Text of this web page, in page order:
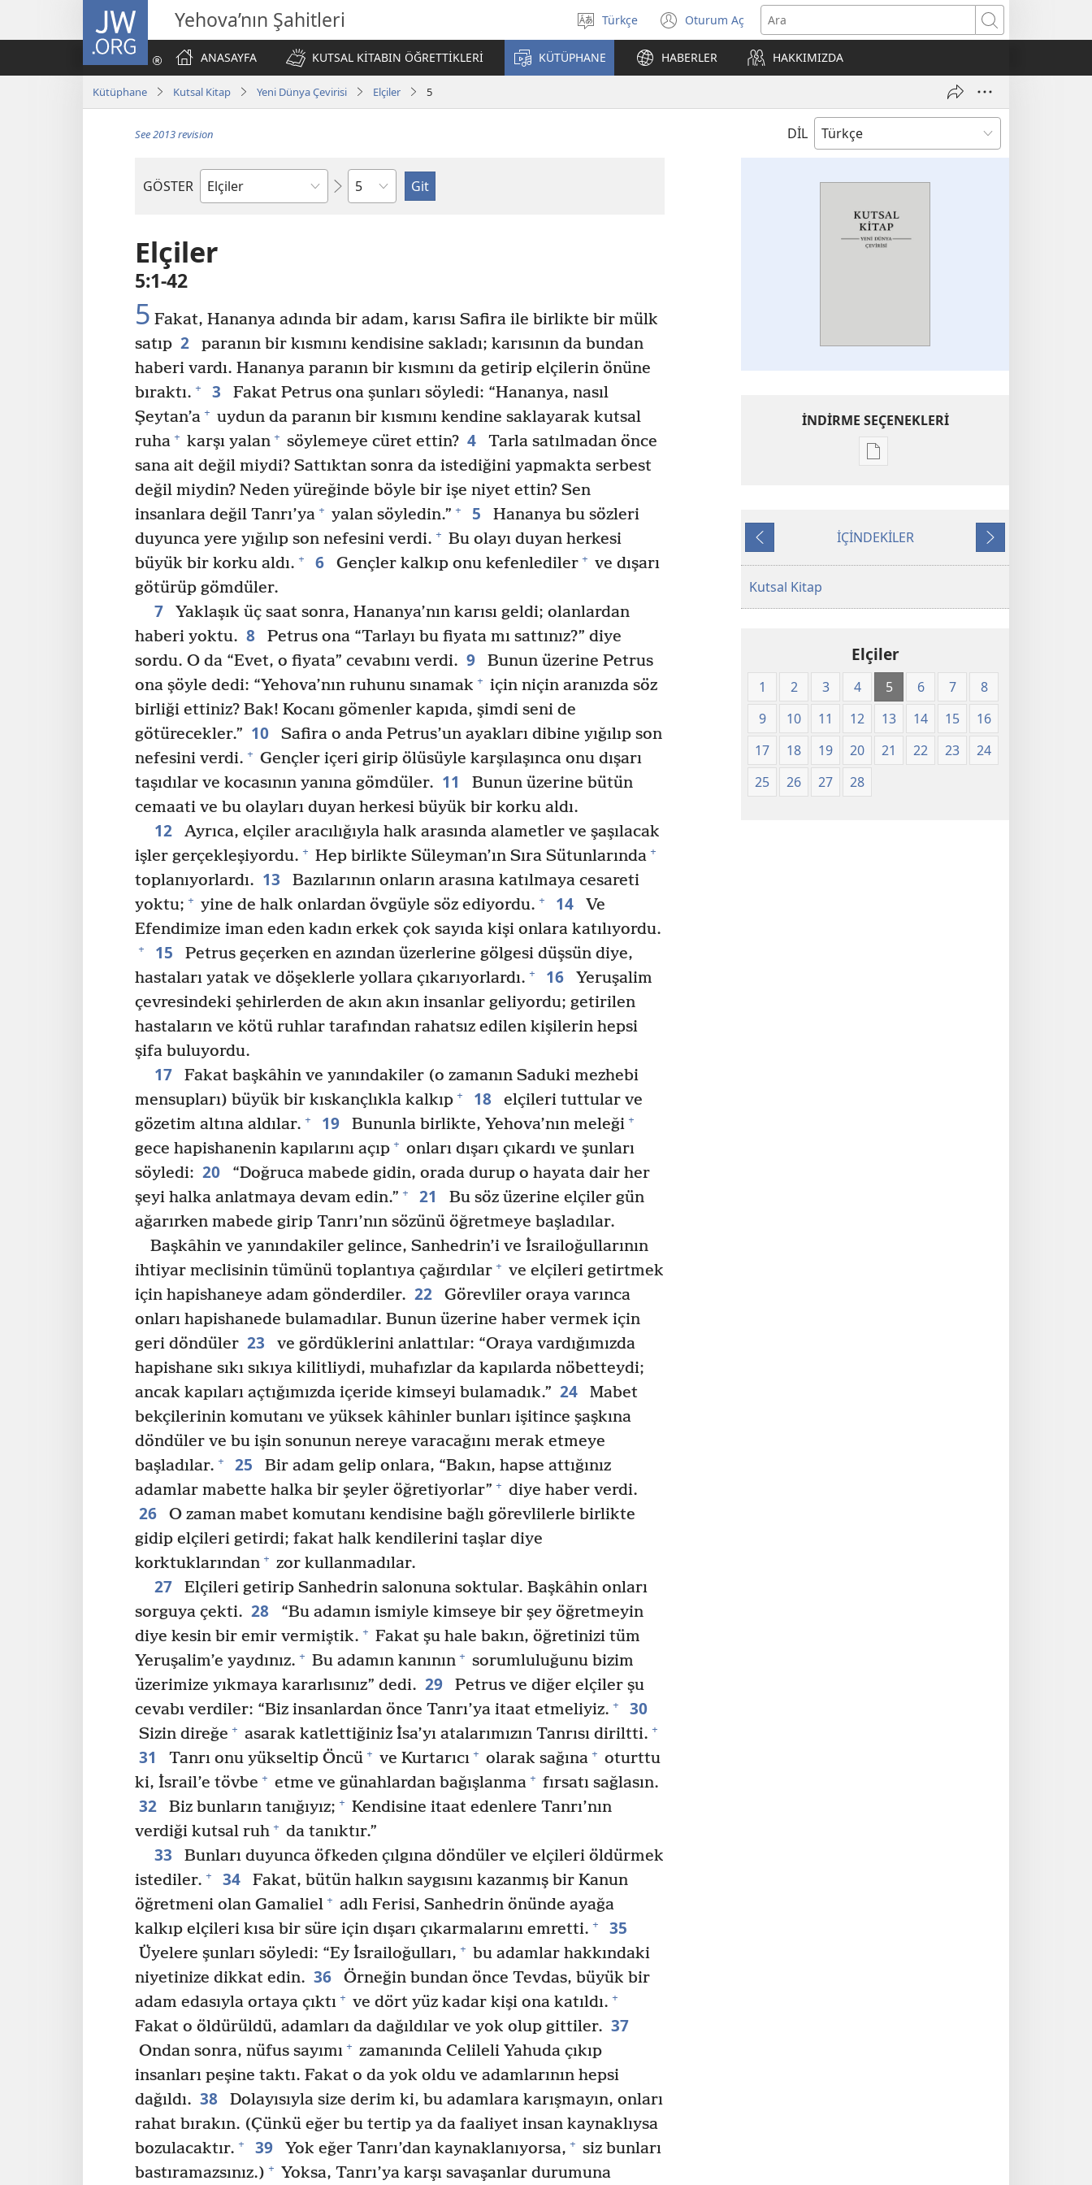
JW.ORG Yehova’nın Şahitleri
Dil
seçin
Türkçe Oturum Aç
(yeni
pencere
açar)
Ara
ANASAYFA
KUTSAL KİTABIN ÖĞRETTİKLERİ KÜTÜPHANE HABERLER HAKKIMIZDA
Kütüphane Kutsal Kitap Yeni Dünya Çevirisi Elçiler 5
DİL
See 2013 revision
GÖSTER
Kutsal
Bölüm
Elçiler
5:1-42
5 Fakat, Hananya adında bir adam, karısı Safira ile birlikte bir mülk
satıp 2
paranın bir kısmını kendisine sakladı; karısının da bundan
haberi vardı. Hananya paranın bir kısmını da getirip elçilerin önüne
bıraktı. + 3
Fakat Petrus ona şunları söyledi: “Hananya, nasıl
Şeytan’a + uydun da paranın bir kısmını kendine saklayarak kutsal
ruha + karşı yalan + söylemeye cüret ettin? 4
Tarla satılmadan önce
sana ait değil miydi? Sattıktan sonra da istediğini yapmakta serbest
değil miydin? Neden yüreğinde böyle bir işe niyet ettin? Sen
insanlara değil Tanrı’ya + yalan söyledin.” + 5
Hananya bu sözleri
duyunca yere yığılıp son nefesini verdi. + Bu olayı duyan herkesi
büyük bir korku aldı. + 6 Gençler kalkıp onu kefenlediler + ve dışarı
götürüp gömdüler.
7
Yaklaşık üç saat sonra, Hananya’nın karısı geldi; olanlardan
haberi yoktu. 8
Petrus ona “Tarlayı bu fiyata mı sattınız?” diye
sordu. O da “Evet, o fiyata” cevabını verdi. 9
Bunun üzerine Petrus
ona şöyle dedi: “Yehova’nın ruhunu sınamak + için niçin aranızda söz
birliği ettiniz? Bak! Kocanı gömenler kapıda, şimdi seni de
götürecekler.” 10
Safira o anda Petrus’un ayakları dibine yığılıp son
nefesini verdi. + Gençler içeri girip ölüsüyle karşılaşınca onu dışarı
taşıdılar ve kocasının yanına gömdüler. 11
Bunun üzerine bütün
cemaati ve bu olayları duyan herkesi büyük bir korku aldı.
12
Ayrıca, elçiler aracılığıyla halk arasında alametler ve şaşılacak
işler gerçekleşiyordu. + Hep birlikte Süleyman’ın Sıra Sütunlarında +
toplanıyorlardı. 13
Bazılarının onların arasına katılmaya cesareti
yoktu; + yine de halk onlardan övgüyle söz ediyordu. + 14
Ve
Efendimize iman eden kadın erkek çok sayıda kişi onlara katılıyordu.
+ 15
Petrus geçerken en azından üzerlerine gölgesi düşsün diye,
hastaları yatak ve döşeklerle yollara çıkarıyorlardı. + 16
Yeruşalim
çevresindeki şehirlerden de akın akın insanlar geliyordu; getirilen
hastaların ve kötü ruhlar tarafından rahatsız edilen kişilerin hepsi
şifa buluyordu.
17
Fakat başkâhin ve yanındakiler (o zamanın Saduki mezhebi
mensupları) büyük bir kıskançlıkla kalkıp + 18
elçileri tuttular ve
gözetim altına aldılar. + 19 Bununla birlikte, Yehova’nın meleği +
gece hapishanenin kapılarını açıp + onları dışarı çıkardı ve şunları
söyledi: 20
“Doğruca mabede gidin, orada durup o hayata dair her
şeyi halka anlatmaya devam edin.” + 21
Bu söz üzerine elçiler gün
ağarırken mabede girip Tanrı’nın sözünü öğretmeye başladılar.
Başkâhin ve yanındakiler gelince, Sanhedrin’i ve İsrailoğullarının
ihtiyar meclisinin tümünü toplantıya çağırdılar + ve elçileri getirtmek
için hapishaneye adam gönderdiler. 22
Görevliler oraya varınca
onları hapishanede bulamadılar. Bunun üzerine haber vermek için
geri döndüler 23
ve gördüklerini anlattılar: “Oraya vardığımızda
hapishane sıkı sıkıya kilitliydi, muhafızlar da kapılarda nöbetteydi;
ancak kapıları açtığımızda içeride kimseyi bulamadık.” 24
Mabet
bekçilerinin komutanı ve yüksek kâhinler bunları işitince şaşkına
döndüler ve bu işin sonunun nereye varacağını merak etmeye
başladılar. + 25
Bir adam gelip onlara, “Bakın, hapse attığınız
adamlar mabette halka bir şeyler öğretiyorlar” + diye haber verdi.
26
O zaman mabet komutanı kendisine bağlı görevlilerle birlikte
gidip elçileri getirdi; fakat halk kendilerini taşlar diye
korktuklarından + zor kullanmadılar.
27
Elçileri getirip Sanhedrin salonuna soktular. Başkâhin onları
sorguya çekti. 28
“Bu adamın ismiyle kimseye bir şey öğretmeyin
diye kesin bir emir vermiştik. + Fakat şu hale bakın, öğretinizi tüm
Yeruşalim’e yaydınız. + Bu adamın kanının + sorumluluğunu bizim
üzerimize yıkmaya kararlısınız” dedi. 29
Petrus ve diğer elçiler şu
cevabı verdiler: “Biz insanlardan önce Tanrı’ya itaat etmeliyiz. + 30
Sizin direğe + asarak katlettiğiniz İsa’yı atalarımızın Tanrısı diriltti. +
31 Tanrı onu yükseltip Öncü + ve Kurtarıcı + olarak sağına + oturttu
ki, İsrail’e tövbe + etme ve günahlardan bağışlanma + fırsatı sağlasın.
32 Biz bunların tanığıyız; + Kendisine itaat edenlere Tanrı’nın
verdiği kutsal ruh + da tanıktır.”
33
Bunları duyunca öfkeden çılgına döndüler ve elçileri öldürmek
istediler. + 34
Fakat, bütün halkın saygısını kazanmış bir Kanun
öğretmeni olan Gamaliel + adlı Ferisi, Sanhedrin önünde ayağa
kalkıp elçileri kısa bir süre için dışarı çıkarmalarını emretti. + 35
Üyelere şunları söyledi: “Ey İsrailoğulları, + bu adamlar hakkındaki
niyetinize dikkat edin. 36
Örneğin bundan önce Tevdas, büyük bir
adam edasıyla ortaya çıktı + ve dört yüz kadar kişi ona katıldı. +
Fakat o öldürüldü, adamları da dağıldılar ve yok olup gittiler. 37
Ondan sonra, nüfus sayımı + zamanında Celileli Yahuda çıkıp
insanları peşine taktı. Fakat o da yok oldu ve adamlarının hepsi
dağıldı. 38
Dolayısıyla size derim ki, bu adamlara karışmayın, onları
rahat bırakın. (Çünkü eğer bu tertip ya da faaliyet insan kaynaklıysa
bozulacaktır. + 39 Yok eğer Tanrı’dan kaynaklanıyorsa, + siz bunları
bastıramazsınız.) + Yoksa, Tanrı’ya karşı savaşanlar durumuna
İNDİRME SEÇENEKLERİ
Dijital
Kutsal
Önceki
İÇİNDEKİLER
Sonraki
Kutsal Kitap
Elçiler
1 2 3 4 5 6 7
8
9
10 11 12 13 14 15
16
17
18 19 20 21 22 23
24
25
26 27 28